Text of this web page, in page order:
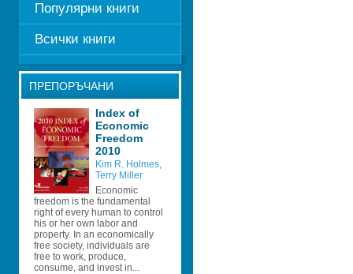
Популярни книги
Всички книги
ПРЕПОРЪЧАНИ
Index of
Economic
Freedom
2010
Kim R. Holmes,
Terry Miller
Economic
freedom is the fundamental
right of every human to control
his or her own labor and
property. In an economically
free society, individuals are
free to work, produce,
consume, and invest in...